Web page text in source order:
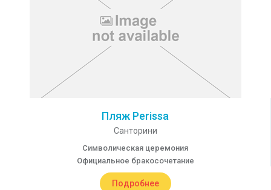
Пляж Perissa
Санторини
Символическая церемония
Официальное бракосочетание
Подробнее